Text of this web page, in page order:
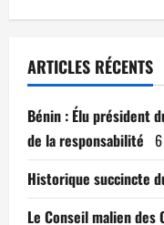
ARTICLES RÉCENTS
Bénin : Élu président
de la responsabilité
Historique succincte
Le Conseil malien